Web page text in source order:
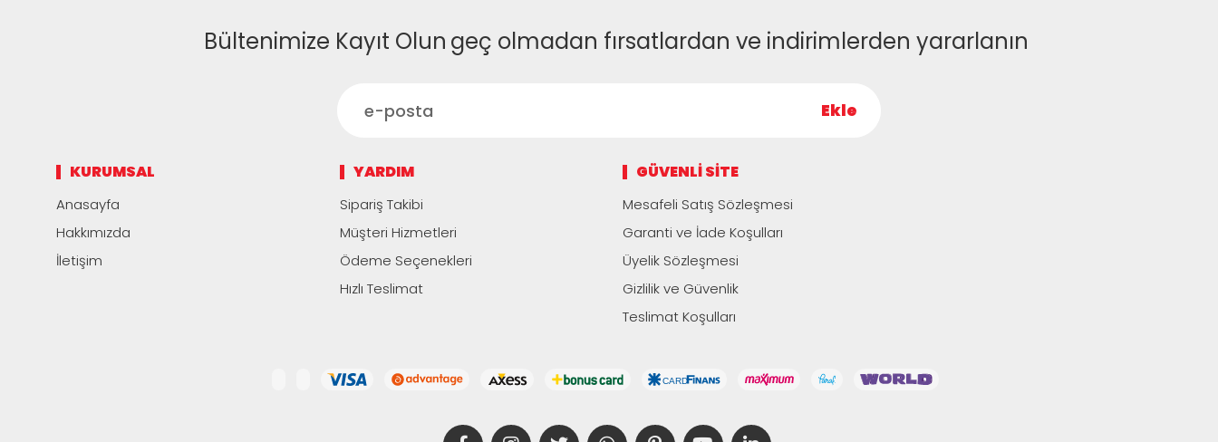
Bültenimize Kayıt Olun geç olmadan fırsatlardan ve indirimlerden yararlanın
Ekle
KURUMSAL
Anasayfa
Hakkımızda
İletişim
YARDIM
Sipariş Takibi
Müşteri Hizmetleri
Ödeme Seçenekleri
Hızlı Teslimat
GÜVENLI SITE
Mesafeli Satış Sözleşmesi
Garanti ve İade Koşulları
Üyelik Sözleşmesi
Gizlilik ve Güvenlik
Teslimat Koşulları